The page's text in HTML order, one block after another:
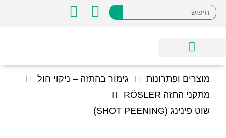
מוצרים ופתרונות
גימור בהתזה – ניקוי חול
מתקני התזה RÖSLER
שוט פינינג (SHOT PEENING)